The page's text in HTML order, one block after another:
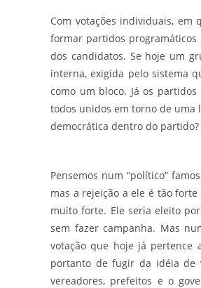
Com votações individuais,
formar partidos programáticos
dos candidatos. Se hoje um
interna, exigida pelo sistema
como um bloco. Já os
todos unidos em torno de uma
democrática dentro do partido?
Pensemos num “político”
mas a rejeição a ele é tão
muito forte. Ele seria eleito
sem fazer campanha. Mas
votação que hoje já pertence
portanto de fugir da idéia de
vereadores, prefeitos e o